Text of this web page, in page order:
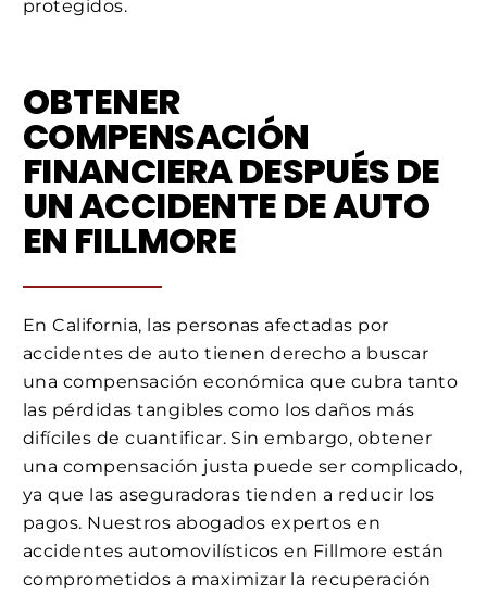
protegidos.
OBTENER
COMPENSACIÓN
FINANCIERA DESPUÉS DE
UN ACCIDENTE DE AUTO
EN FILLMORE
En California, las personas afectadas por
accidentes de auto tienen derecho a buscar
una compensación económica que cubra tanto
las pérdidas tangibles como los daños más
difíciles de cuantificar. Sin embargo, obtener
una compensación justa puede ser complicado,
ya que las aseguradoras tienden a reducir los
pagos. Nuestros abogados expertos en
accidentes automovilísticos en Fillmore están
comprometidos a maximizar la recuperación